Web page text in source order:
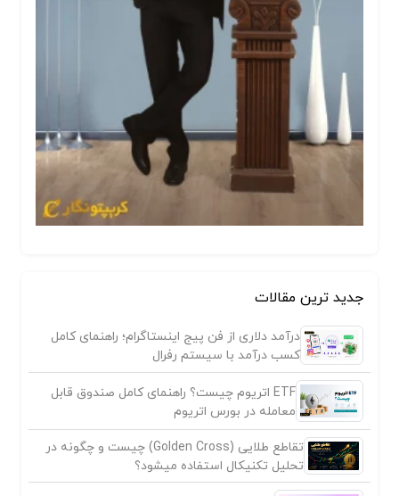
جدید ترین مقالات
درآمد دلاری از فن پیج اینستاگرام؛ راهنمای کامل
کسب درآمد با سیستم رفرال
ETF اتریوم چیست؟ راهنمای کامل صندوق قابل
معامله در بورس اتریوم
تقاطع طلایی (Golden Cross) چیست و چگونه در
تحلیل تکنیکال استفاده میشود؟